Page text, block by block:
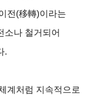
전(移轉)이라는
소나 철거되어
.
계처럼 지속적으로